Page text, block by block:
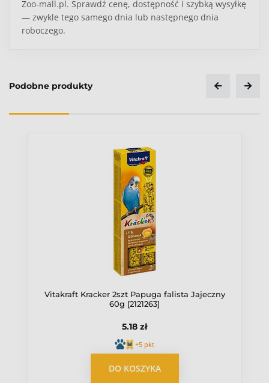
Zoo-mall.pl. Sprawdź cenę, dostępność i szybką wysyłkę
— zwykle tego samego dnia lub następnego dnia
roboczego.
OPUBLIKUJ OPINIĘ
Podobne produkty
Vitakraft Kracker 2szt Papuga falista Jajeczny
60g [2121263]
5.18 zł
+5 pkt
DO KOSZYKA